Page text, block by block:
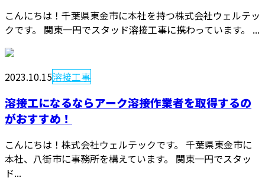
こんにちは！千葉県東金市に本社を持つ株式会社ウェルテッ
クです。 関東一円でスタッド溶接工事に携わっています。 ...
2023.10.15溶接工事
溶接工になるならアーク溶接作業者を取得するの
がおすすめ！
こんにちは！株式会社ウェルテックです。 千葉県東金市に
本社、八街市に事務所を構えています。 関東一円でスタッ
ド...